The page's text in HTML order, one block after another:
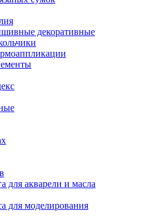
декоративные
для акварели и масла
для моделирования